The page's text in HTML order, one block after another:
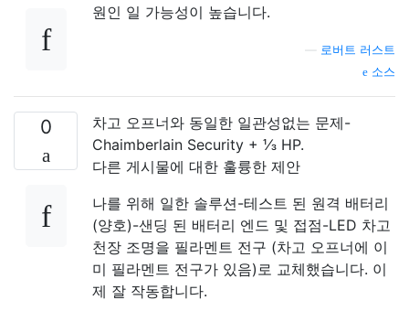
원인 일 가능성이 높습니다.
로버트 러스트
소스
0
차고 오프너와 동일한 일관성없는 문제-
Chaimberlain Security + ⅓ HP.
다른 게시물에 대한 훌륭한 제안
나를 위해 일한 솔루션-테스트 된 원격 배터리
(양호)-샌딩 된 배터리 엔드 및 접점-LED 차고
천장 조명을 필라멘트 전구 (차고 오프너에 이
미 필라멘트 전구가 있음)로 교체했습니다. 이
제 잘 작동합니다.